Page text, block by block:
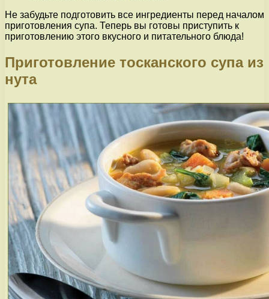
Не забудьте подготовить все ингредиенты перед началом
приготовления супа. Теперь вы готовы приступить к
приготовлению этого вкусного и питательного блюда!
Приготовление тосканского супа из
нута